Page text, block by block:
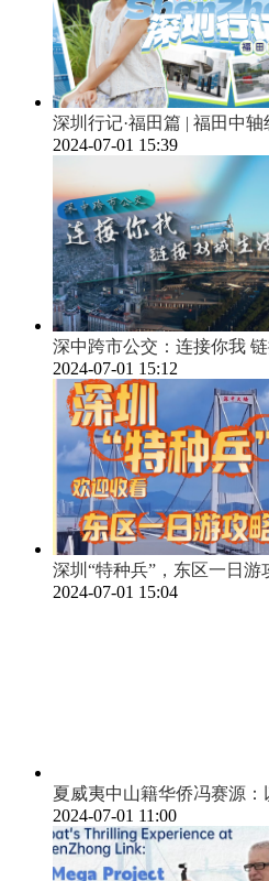
深圳行记·福田篇 | 福田中
2024-07-01 15:39
深中跨市公交：连接你我
2024-07-01 15:12
深圳“特种兵”，东区一日游
2024-07-01 15:04
夏威夷中山籍华侨冯赛源
2024-07-01 11:00